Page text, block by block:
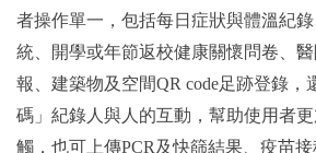
者操作單一，包括每日症狀與體溫紀
統、開學或年節返校健康關懷問卷、醫
報、建築物及空間QR code足跡登錄，
碼」紀錄人與人的互動，幫助使用者
觸，也可上傳PCR及快篩結果、疫苗